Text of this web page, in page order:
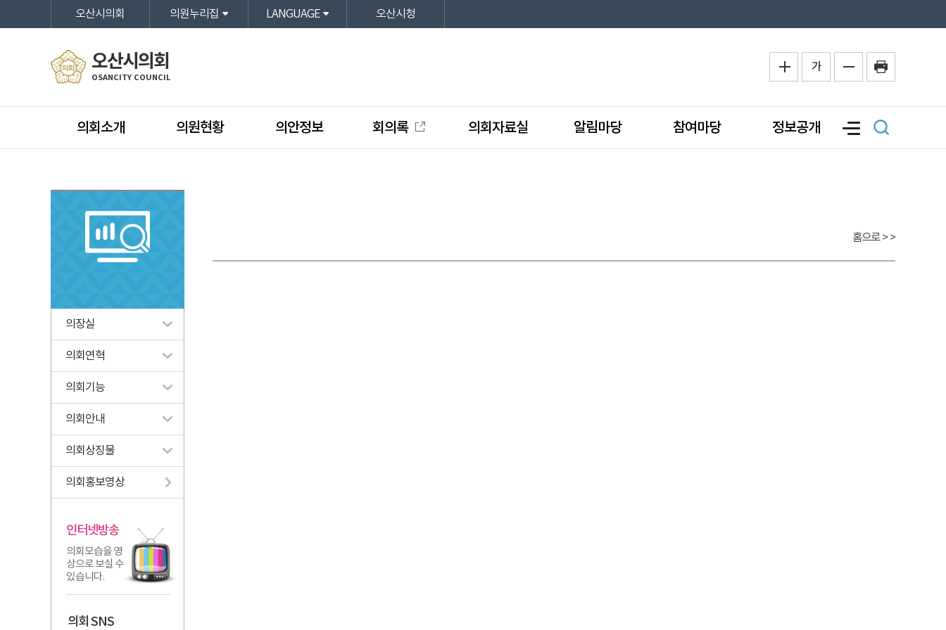
오산시의회 의원누리집 LANGUAGE 오산시청
오산시의회
OSANCITY COUNCIL
가
의회소개 의원현황 의안정보 회의록 의회자료실 알림마당 참여마당 정보공개
의장실
의회연혁
의회기능
의회안내
의회상징물
의회홍보영상
인터넷방송
의회모습을 영
상으로 보실 수
있습니다.
의회 SNS
홈으로> >